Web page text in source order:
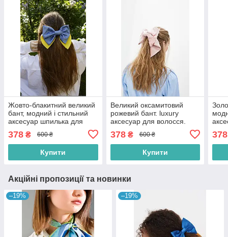
Жовто-блакитний великий
бант, модний і стильний
аксесуар шпилька для
378 ₴ 600 ₴
Купити
Великий оксамитовий
рожевий бант. luxury
аксесуар для волосся.
378₴ 600 ₴
Купити
378
Акційні пропозиції та новинки
–19% –19%